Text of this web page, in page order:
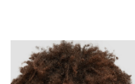
CON
PEDIDOS